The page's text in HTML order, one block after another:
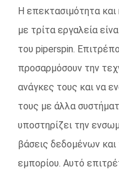
Η επεκτασιμότητα
με τρίτα εργαλεία
του piperspin.
προσαρμόσουν την
ανάγκες τους και να
τους με άλλα
υποστηρίζει την
βάσεις δεδομένων
εμπορίου. Αυτό